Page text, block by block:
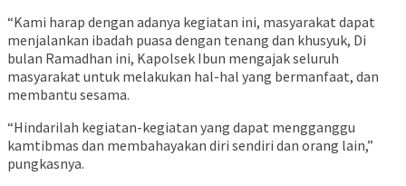
“Kami harap dengan adanya kegiatan ini, masyarakat dapat
menjalankan ibadah puasa dengan tenang dan khusyuk, Di
bulan Ramadhan ini, Kapolsek Ibun mengajak seluruh
masyarakat untuk melakukan hal-hal yang bermanfaat, dan
membantu sesama.
“Hindarilah kegiatan-kegiatan yang dapat mengganggu
kamtibmas dan membahayakan diri sendiri dan orang lain,”
pungkasnya.